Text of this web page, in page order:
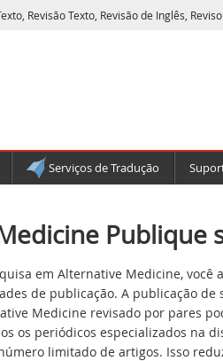
Revisão Texto, Revisão de Inglês,
Serviços de Tradução
Publique
em Alternative Medicine, você
de publicação. A publicação
Medicine revisado por pares
os periódicos especializados na
limitado de artigos. Isso